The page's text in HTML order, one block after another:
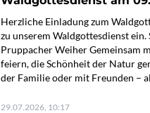
Herzliche Einladung zum
zu unserem Waldgottesdienst
Pruppacher Weiher Gemeinsam
feiern, die Schönheit der Natur
der Familie oder mit Freunden –
29.07.2026, 10:17